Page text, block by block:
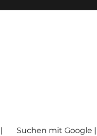
Suchen mit Google |